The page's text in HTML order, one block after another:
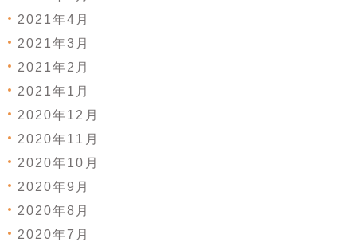
2021年4月
2021年3月
2021年2月
2021年1月
2020年12月
2020年11月
2020年10月
2020年9月
2020年8月
2020年7月